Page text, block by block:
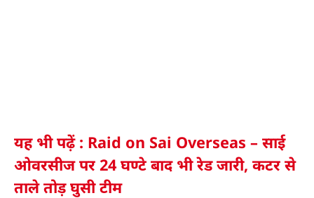
यह भी पढ़ें : Raid on Sai Overseas – साई
ओवरसीज पर 24 घण्टे बाद भी रेड जारी, कटर से
ताले तोड़ घुसी टीम